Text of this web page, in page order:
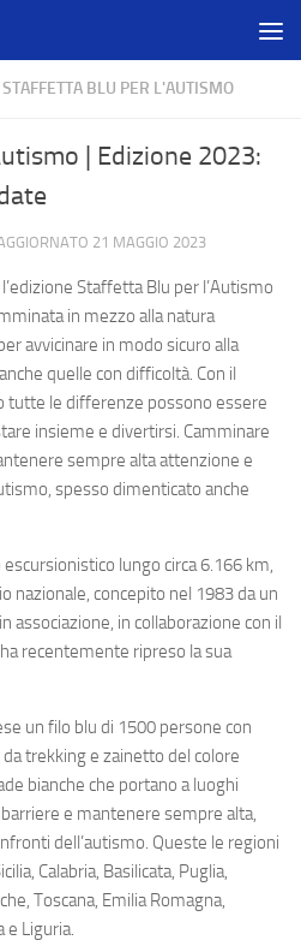
STAFFETTA BLU PER L'AUTISMO
| Edizione 2023:
21 MAGGIO 2023
Staffetta Blu per l’Autismo
in mezzo alla natura
avvicinare in modo sicuro alla
quelle con difficoltà. Con il
tutte le differenze possono essere
insieme e divertirsi. Camminare
sempre alta attenzione e
spesso dimenticato anche
lungo circa 6.166 km,
nazionale, concepito nel 1983 da un
associazione, in collaborazione con il
recentemente ripreso la sua
un filo blu di 1500 persone con
trekking e zainetto del colore
bianche che portano a luoghi
e mantenere sempre alta,
dell’autismo. Queste le regioni
Calabria, Basilicata, Puglia,
Toscana, Emilia Romagna,
e Liguria.